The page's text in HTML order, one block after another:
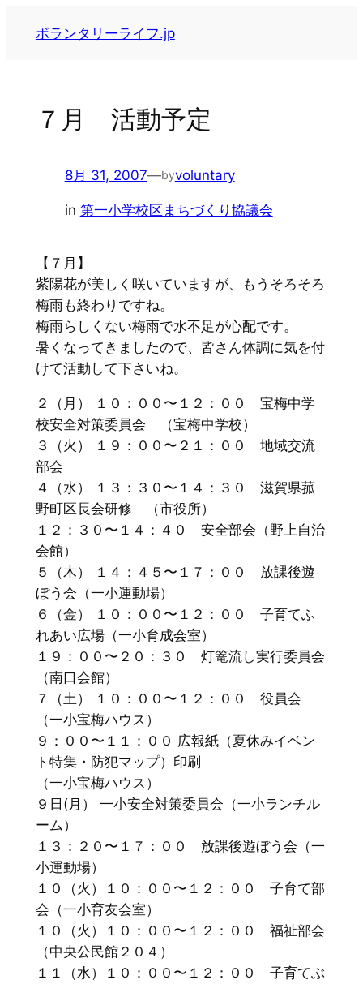
ボランタリーライフ.jp
７月 活動予定
8月 31, 2007—byvoluntary
in 第一小学校区まちづくり協議会
【７月】
紫陽花が美しく咲いていますが、もうそろそろ
梅雨も終わりですね。
梅雨らしくない梅雨で水不足が心配です。
暑くなってきましたので、皆さん体調に気を付
けて活動して下さいね。
２（月） １０：００〜１２：００ 宝梅中学
校安全対策委員会 （宝梅中学校）
３（火） １９：００〜２１：００ 地域交流
部会
４（水） １３：３０〜１４：３０ 滋賀県菰
野町区長会研修 （市役所）
１２：３０〜１４：４０ 安全部会（野上自治
会館）
５（木） １４：４５〜１７：００ 放課後遊
ぼう会（一小運動場）
６（金） １０：００〜１２：００ 子育てふ
れあい広場（一小育成会室）
１９：００〜２０：３０ 灯篭流し実行委員会
（南口会館）
７（土） １０：００〜１２：００ 役員会
（一小宝梅ハウス）
９：００〜１１：００ 広報紙（夏休みイベン
ト特集・防犯マップ）印刷
（一小宝梅ハウス）
９日(月） 一小安全対策委員会（一小ランチル
ーム）
１３：２０〜１７：００ 放課後遊ぼう会（一
小運動場）
１０（火）１０：００〜１２：００ 子育て部
会（一小育友会室）
１０（火）１０：００〜１２：００ 福祉部会
（中央公民館２０４）
１１（水）１０：００〜１２：００ 子育てぶ